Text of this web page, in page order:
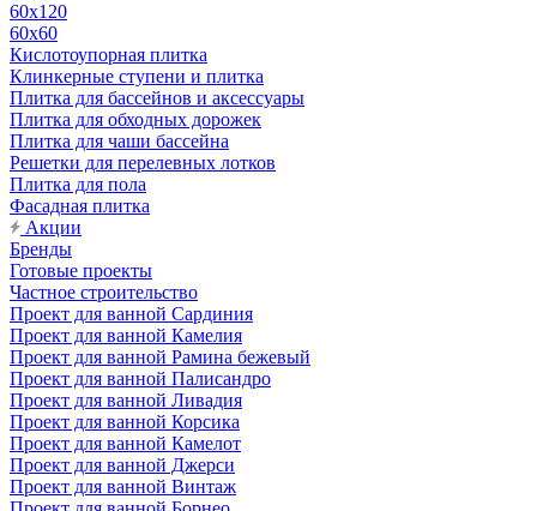
60х120
60х60
Кислотоупорная плитка
Клинкерные ступени и плитка
Плитка для бассейнов и аксессуары
Плитка для обходных дорожек
Плитка для чаши бассейна
Решетки для перелевных лотков
Плитка для пола
Фасадная плитка
Акции
Бренды
Готовые проекты
Частное строительство
Проект для ванной Сардиния
Проект для ванной Камелия
Проект для ванной Рамина бежевый
Проект для ванной Палисандро
Проект для ванной Ливадия
Проект для ванной Корсика
Проект для ванной Камелот
Проект для ванной Джерси
Проект для ванной Винтаж